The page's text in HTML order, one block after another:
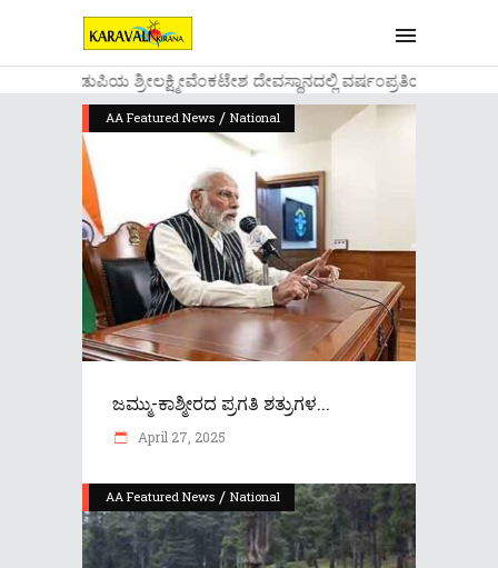
....ಉಡುಪಿಯ ಶ್ರೀಲಕ್ಷ್ಮೀವೆ೦ಕಟೇಶ ದೇವಸ್ಥಾನದಲ್ಲಿ ವರ್ಷ೦ಪ್ರತಿಯ
AA Featured News / National
ಜಮ್ಮು-ಕಾಶ್ಮೀರದ ಪ್ರಗತಿ ಶತ್ರುಗಳ...
April 27, 2025
AA Featured News / National